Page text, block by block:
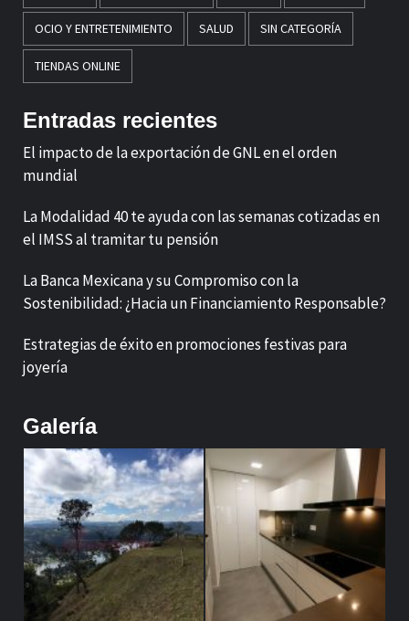
OCIO Y ENTRETENIMIENTO SALUD SIN CATEGORÍA
TIENDAS ONLINE
Entradas recientes
El impacto de la exportación de GNL en el orden
mundial
La Modalidad 40 te ayuda con las semanas cotizadas en
el IMSS al tramitar tu pensión
La Banca Mexicana y su Compromiso con la
Sostenibilidad: ¿Hacia un Financiamiento Responsable?
Estrategias de éxito en promociones festivas para
joyería
Galería